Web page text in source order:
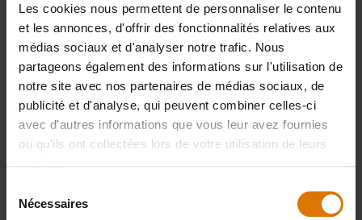
Les cookies nous permettent de personnaliser le contenu
et les annonces, d'offrir des fonctionnalités relatives aux
médias sociaux et d'analyser notre trafic. Nous
partageons également des informations sur l'utilisation de
notre site avec nos partenaires de médias sociaux, de
publicité et d'analyse, qui peuvent combiner celles-ci
avec d'autres informations que vous leur avez fournies
ou qu'ils ont collectées lors de votre utilisation de leurs
Nécessaires
rôtissoire
WEBER
CRAFTED
Voir
détails
fumage
Voir
détails
Voir